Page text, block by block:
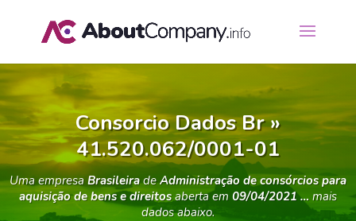
Consorcio Dados Br »
41.520.062/0001-01
Uma empresaBrasileiradeAdministração de consórcios para
aquisição de bens e direitosaberta em 09/04/2021 … mais
dados abaixo.